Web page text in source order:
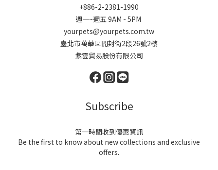
+886-2-2381-1990
週一~週五 9AM - 5PM
yourpets@yourpets.com.tw
臺北市萬華區開封街2段26號2樓
紫雲貿易股份有限公司
Subscribe
第一時間收到優惠資訊
Be the first to know about new collections and exclusive
offers.